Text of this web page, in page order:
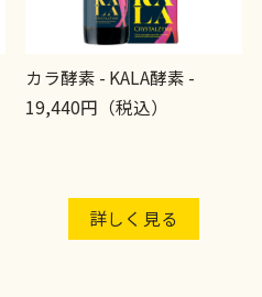
カラ酵素 - KALA酵素 -
19,440円（税込）
詳しく見る